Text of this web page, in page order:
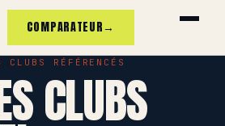
COMPARATEUR→
RÉFÉRENCÉS
CLUBS